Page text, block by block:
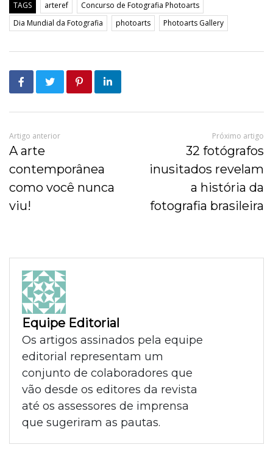
TAGS arteref
Concurso de Fotografia Photoarts
Dia Mundial da Fotografia
photoarts Photoarts Gallery
Artigo anterior
A arte
contemporânea
como você nunca
viu!
Próximo artigo
32 fotógrafos
inusitados revelam
a história da
fotografia brasileira
Equipe Editorial
Os artigos assinados pela equipe
editorial representam um
conjunto de colaboradores que
vão desde os editores da revista
até os assessores de imprensa
que sugeriram as pautas.